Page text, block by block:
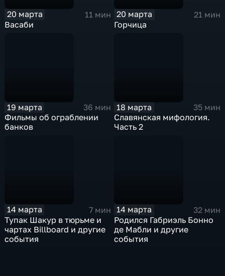
20 марта
11 мин
Васаби
20 марта
21 мин
Горчица
19 марта
36 мин
Фильмы об ограблении
банков
18 марта
35 мин
Славянская мифология.
Часть 2
14 марта
7 мин
Тупак Шакур в тюрьме и
чартах Billboard и другие
события
14 марта
32 мин
Родился Габриэль Бонно
де Мабли и другие
события